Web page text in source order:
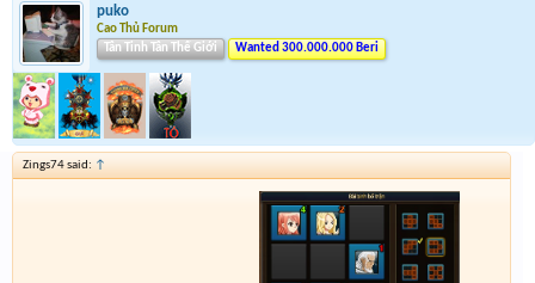
puko
Cao Thủ Forum
Tân Tinh Tân Thế Giới
Wanted 300.000.000 Beri
Zings74 said: ↑